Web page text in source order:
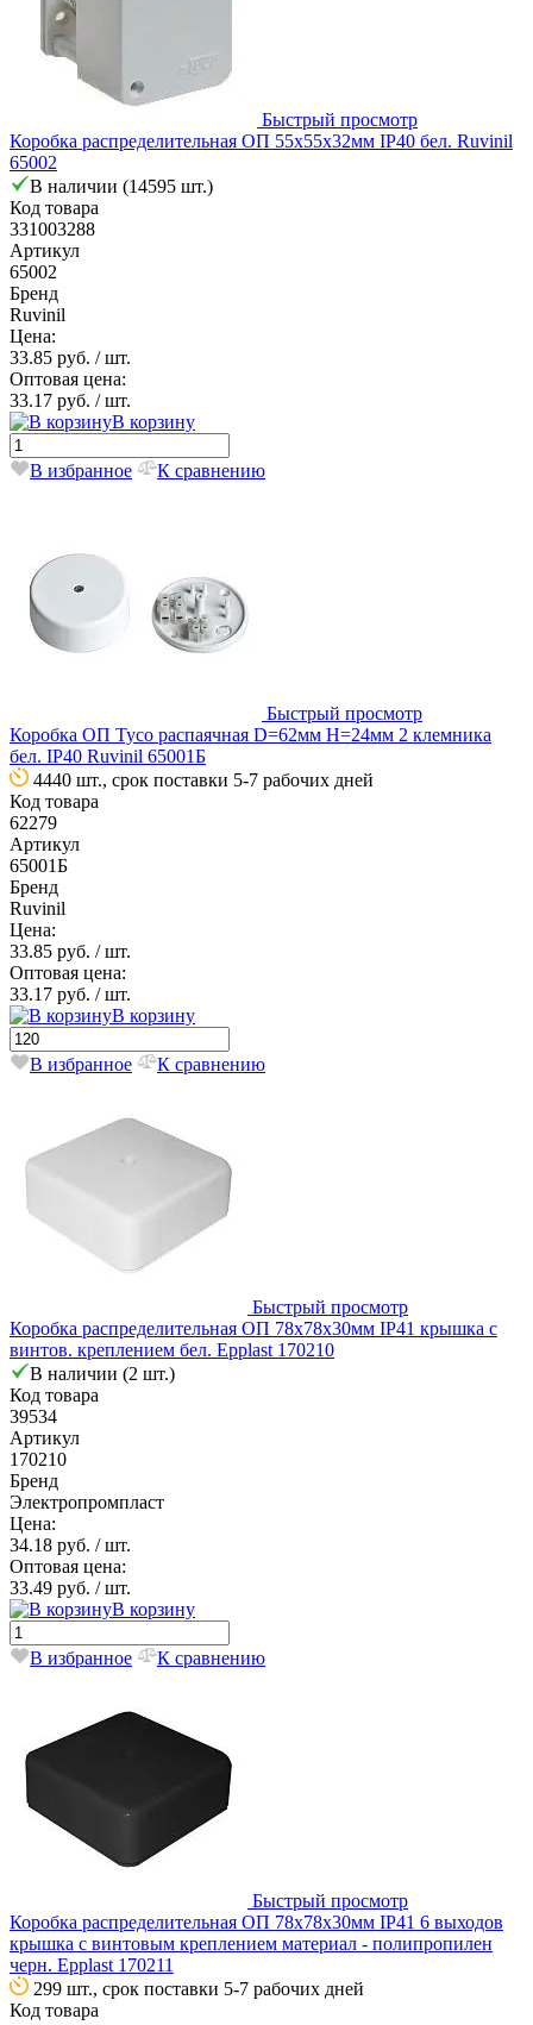
Быстрый просмотр
Коробка распределительная ОП 55х55х32мм IP40 бел. Ruvinil
65002
В наличии (14595 шт.)
Код товара
331003288
Артикул
65002
Бренд
Ruvinil
Цена:
33.85 руб. / шт.
Оптовая цена:
33.17 руб. / шт.
В корзину
В избранное К сравнению
Быстрый просмотр
Коробка ОП Тусо распаячная D=62мм H=24мм 2 клемника
бел. IP40 Ruvinil 65001Б
4440 шт., срок поставки 5-7 рабочих дней
Код товара
62279
Артикул
65001Б
Бренд
Ruvinil
Цена:
33.85 руб. / шт.
Оптовая цена:
33.17 руб. / шт.
В корзину
В избранное К сравнению
Быстрый просмотр
Коробка распределительная ОП 78х78х30мм IP41 крышка с
винтов. креплением бел. Epplast 170210
В наличии (2 шт.)
Код товара
39534
Артикул
170210
Бренд
Электропромпласт
Цена:
34.18 руб. / шт.
Оптовая цена:
33.49 руб. / шт.
В корзину
В избранное К сравнению
Быстрый просмотр
Коробка распределительная ОП 78х78х30мм IP41 6 выходов
крышка с винтовым креплением материал - полипропилен
черн. Epplast 170211
299 шт., срок поставки 5-7 рабочих дней
Код товара